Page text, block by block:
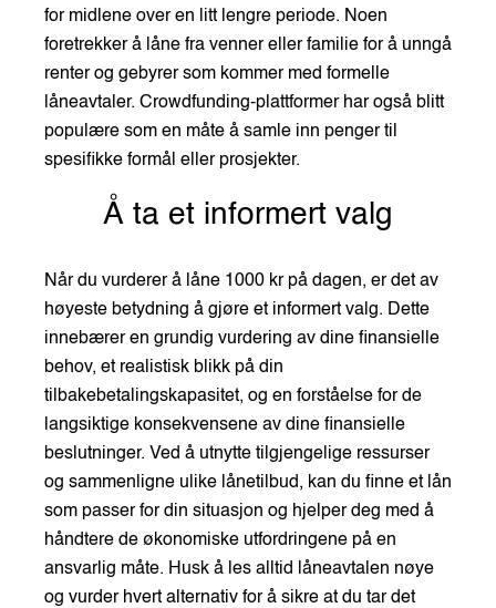
for midlene over en litt lengre periode. Noen
foretrekker å låne fra venner eller familie for å unngå
renter og gebyrer som kommer med formelle
låneavtaler. Crowdfunding-plattformer har også blitt
populære som en måte å samle inn penger til
spesifikke formål eller prosjekter.
Å ta et informert valg
Når du vurderer å låne 1000 kr på dagen, er det av
høyeste betydning å gjøre et informert valg. Dette
innebærer en grundig vurdering av dine finansielle
behov, et realistisk blikk på din
tilbakebetalingskapasitet, og en forståelse for de
langsiktige konsekvensene av dine finansielle
beslutninger. Ved å utnytte tilgjengelige ressurser
og sammenligne ulike lånetilbud, kan du finne et lån
som passer for din situasjon og hjelper deg med å
håndtere de økonomiske utfordringene på en
ansvarlig måte. Husk å les alltid låneavtalen nøye
og vurder hvert alternativ for å sikre at du tar det